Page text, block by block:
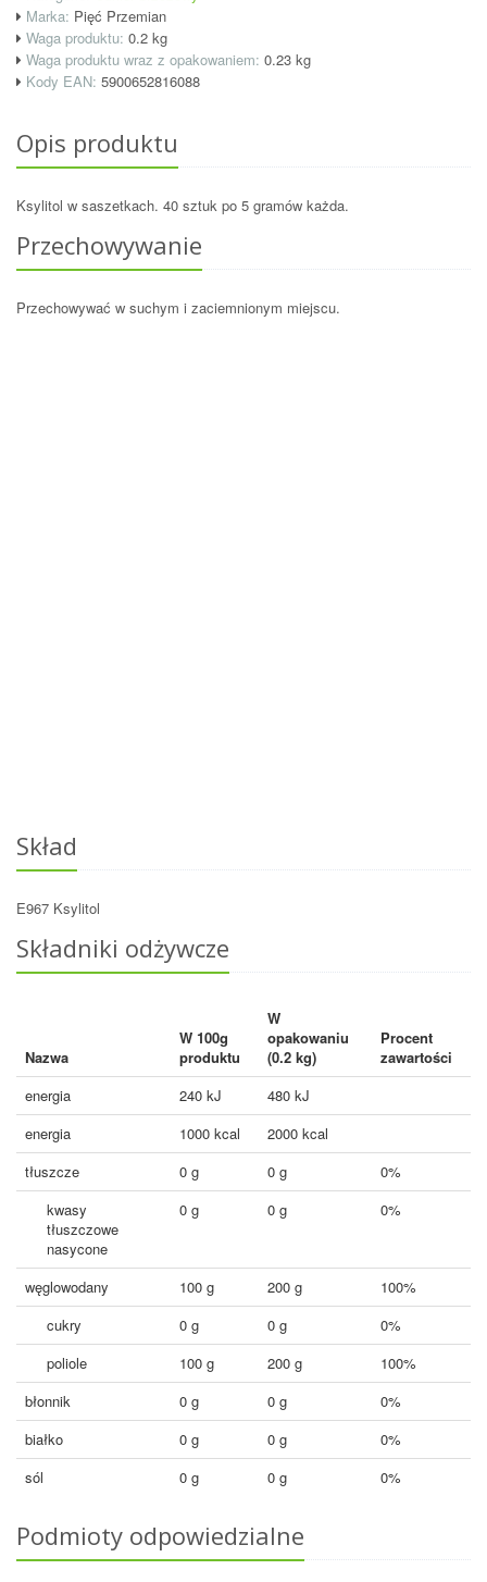
Marka: Pięć Przemian
Waga produktu: 0.2 kg
Waga produktu wraz z opakowaniem: 0.23 kg
Kody EAN: 5900652816088
Opis produktu
Ksylitol w saszetkach. 40 sztuk po 5 gramów każda.
Przechowywanie
Przechowywać w suchym i zaciemnionym miejscu.
Skład
E967 Ksylitol
Składniki odżywcze
Nazwa
W 100g
produktu
W
opakowaniu
(0.2 kg)
Procent
zawartości
energia
240 kJ
480 kJ
energia
1000 kcal
2000 kcal
tłuszcze
0 g 0 g
0%
kwasy
tłuszczowe
nasycone
0 g 0 g 0%
węglowodany 100 g 200 g
100%
cukry
0 g 0 g
0%
poliole
100 g 200 g
100%
błonnik
0 g 0 g
0%
białko
0 g 0 g
0%
sól
0 g 0 g 0%
Podmioty odpowiedzialne